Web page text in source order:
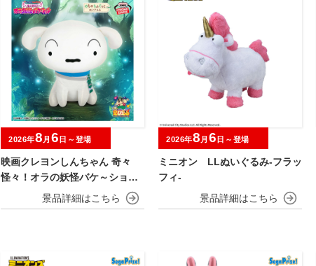
映画クレヨンしんちゃん 奇々
怪々！オラの妖怪バケ～ション
めちゃもふぐっとぬいぐるみ～
おすわりポーズのシロ～
2026年8 月 6 日～登場
ミニオン LLぬいぐるみ‐フラッ
フィ‐
2026年8 月 6 日～登場